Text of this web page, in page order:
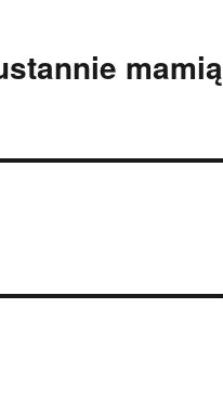
mamią